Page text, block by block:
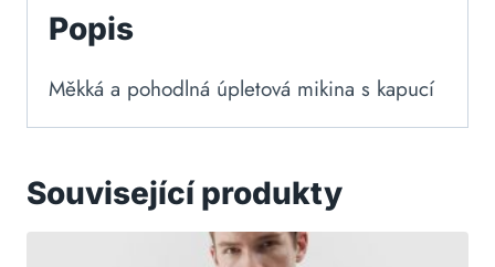
Popis
Měkká a pohodlná úpletová mikina s kapucí
Související produkty